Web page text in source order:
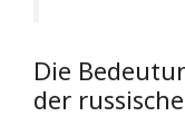
Die
der